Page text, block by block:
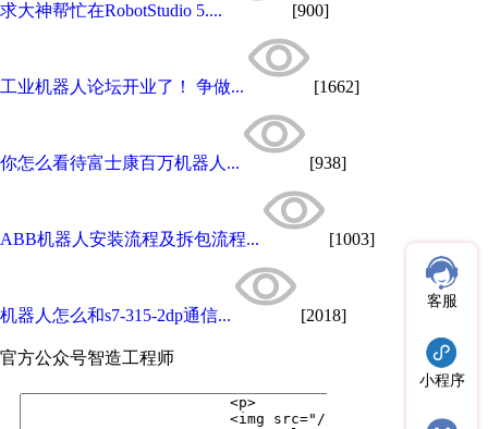
求大神帮忙在RobotStudio 5.... [900]
工业机器人论坛开业了！ 争做... [1662]
你怎么看待富士康百万机器人... [938]
ABB机器人安装流程及拆包流程... [1003]
机器人怎么和s7-315-2dp通信... [2018]
官方公众号智造工程师
客服
小程序